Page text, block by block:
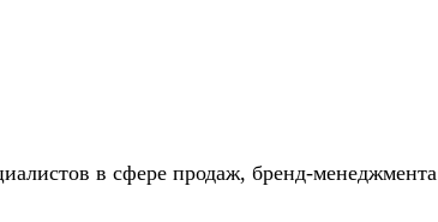
в сфере продаж, бренд-менеджмента